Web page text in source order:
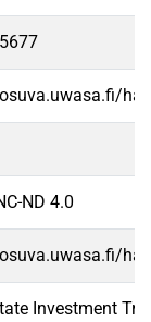
ND 4.0
Investment